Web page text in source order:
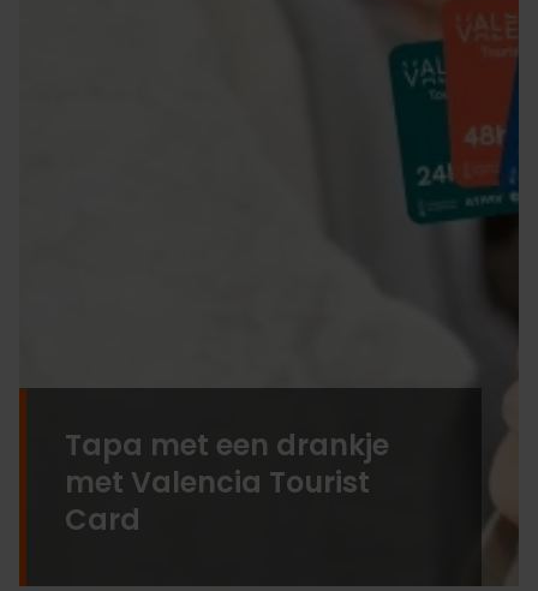
Tapa met een drankje
met Valencia Tourist
Card